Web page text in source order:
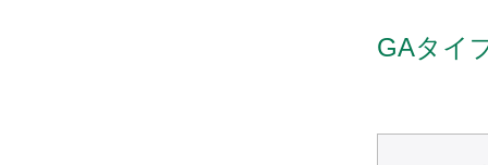
GAタイ